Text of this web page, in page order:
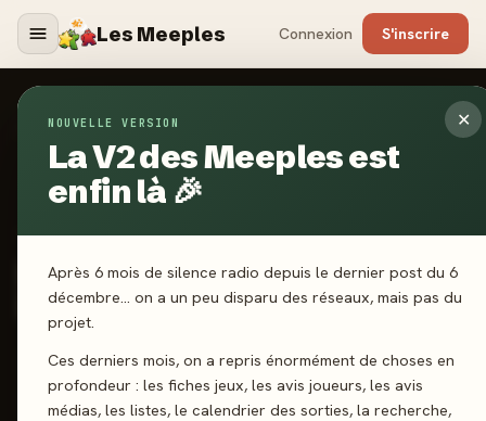
Les Meeples Connexion S'inscrire
✕
NOUVELLE VERSION
La V2 des Meeples est
enfin là 🎉
Après 6 mois de silence radio depuis le dernier post du 6
décembre… on a un peu disparu des réseaux, mais pas du
projet.
Ces derniers mois, on a repris énormément de choses en
profondeur : les fiches jeux, les avis joueurs, les avis
médias, les listes, le calendrier des sorties, la recherche,
Jeux/Kraftwagen : L'Ere de l'Ingénierie
2024·SUPER MEEPLE
Kraftwagen : L'Ere de
l'Ingénierie
2-4 joueurs 10 ans+ 90 min
Collection
Pose d’ouvriers